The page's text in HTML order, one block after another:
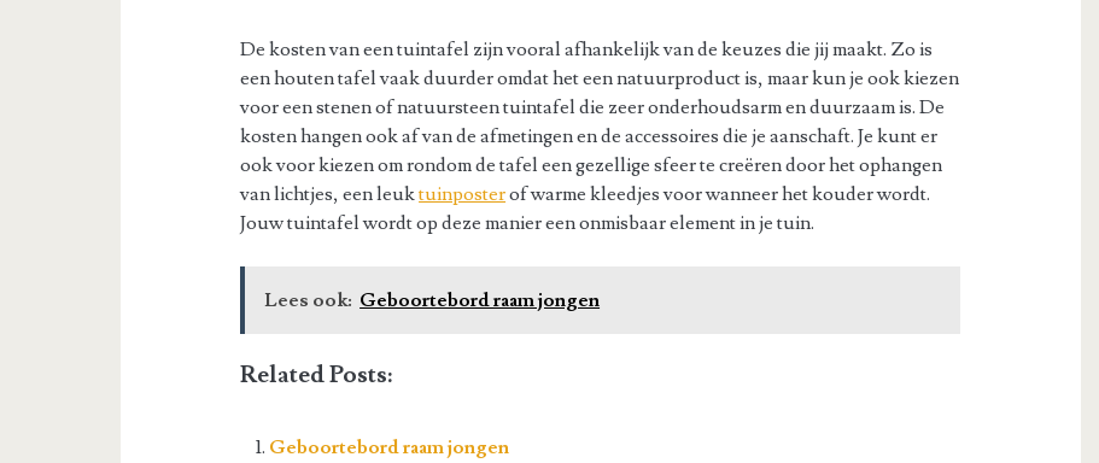
De kosten van een tuintafel zijn vooral afhankelijk van de keuzes die jij maakt. Zo is
een houten tafel vaak duurder omdat het een natuurproduct is, maar kun je ook kiezen
voor een stenen of natuursteen tuintafel die zeer onderhoudsarm en duurzaam is. De
kosten hangen ook af van de afmetingen en de accessoires die je aanschaft. Je kunt er
ook voor kiezen om rondom de tafel een gezellige sfeer te creëren door het ophangen
van lichtjes, een leuktuinposterof warme kleedjes voor wanneer het kouder wordt.
Jouw tuintafel wordt op deze manier een onmisbaar element in je tuin.
Lees ook: Geboortebord raam jongen
Related Posts:
Geboortebord raam jongen